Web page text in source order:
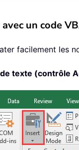
un code
facilement les
texte (contrôle